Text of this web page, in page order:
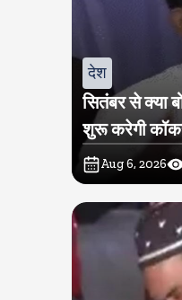
देश
सितंबर से क्या
शुरू करेगी
Aug 6, 2026